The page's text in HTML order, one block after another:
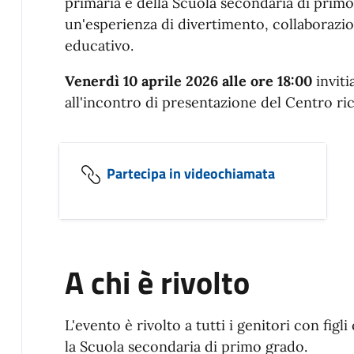
un'esperienza di divertimento,
educativo.
Venerdì 10 aprile 2026 alle ore 18:00
all'incontro di presentazione del Centro
Partecipa in videochiamata
A chi è rivolto
L'evento è rivolto a tutti i genitori con figli
la Scuola secondaria di primo grado.